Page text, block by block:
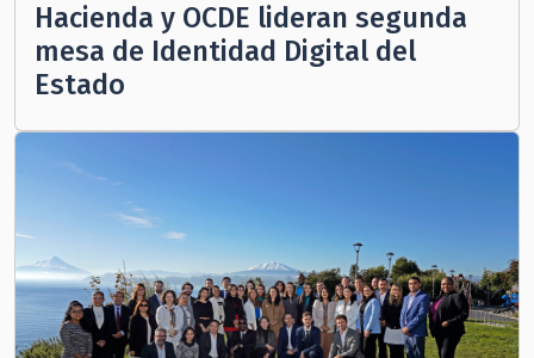
Hacienda y OCDE lideran segunda
mesa de Identidad Digital del
Estado